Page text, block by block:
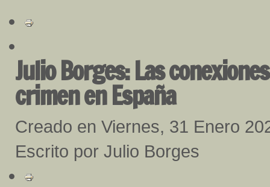
Julio Borges: Las
crimen en España
Creado en Viernes, 31 Enero
Escrito por Julio Borges